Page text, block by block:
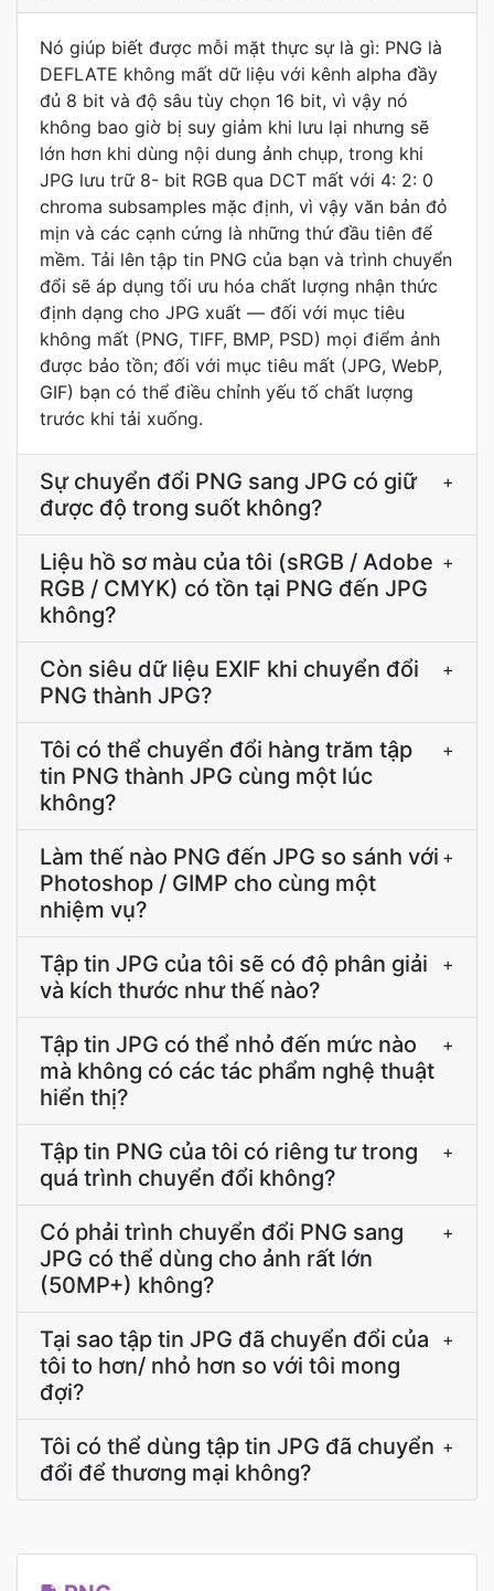
Nó giúp biết được mỗi mặt thực sự là gì: PNG là
DEFLATE không mất dữ liệu với kênh alpha đầy
đủ 8 bit và độ sâu tùy chọn 16 bit, vì vậy nó
không bao giờ bị suy giảm khi lưu lại nhưng sẽ
lớn hơn khi dùng nội dung ảnh chụp, trong khi
JPG lưu trữ 8- bit RGB qua DCT mất với 4: 2: 0
chroma subsamples mặc định, vì vậy văn bản đỏ
mịn và các cạnh cứng là những thứ đầu tiên để
mềm. Tải lên tập tin PNG của bạn và trình chuyển
đổi sẽ áp dụng tối ưu hóa chất lượng nhận thức
định dạng cho JPG xuất — đối với mục tiêu
không mất (PNG, TIFF, BMP, PSD) mọi điểm ảnh
được bảo tồn; đối với mục tiêu mất (JPG, WebP,
GIF) bạn có thể điều chỉnh yếu tố chất lượng
trước khi tải xuống.
Sự chuyển đổi PNG sang JPG có giữ
được độ trong suốt không?
+
Liệu hồ sơ màu của tôi (sRGB / Adobe
RGB / CMYK) có tồn tại PNG đến JPG
không?
+
Còn siêu dữ liệu EXIF khi chuyển đổi
PNG thành JPG?
+
Tôi có thể chuyển đổi hàng trăm tập
tin PNG thành JPG cùng một lúc
không?
+
Làm thế nào PNG đến JPG so sánh với
Photoshop / GIMP cho cùng một
nhiệm vụ?
+
Tập tin JPG của tôi sẽ có độ phân giải
và kích thước như thế nào?
+
Tập tin JPG có thể nhỏ đến mức nào
mà không có các tác phẩm nghệ thuật
hiển thị?
+
Tập tin PNG của tôi có riêng tư trong
quá trình chuyển đổi không?
+
Có phải trình chuyển đổi PNG sang
JPG có thể dùng cho ảnh rất lớn
(50MP+) không?
+
Tại sao tập tin JPG đã chuyển đổi của
tôi to hơn/ nhỏ hơn so với tôi mong
đợi?
+
Tôi có thể dùng tập tin JPG đã chuyển
đổi để thương mại không?
+